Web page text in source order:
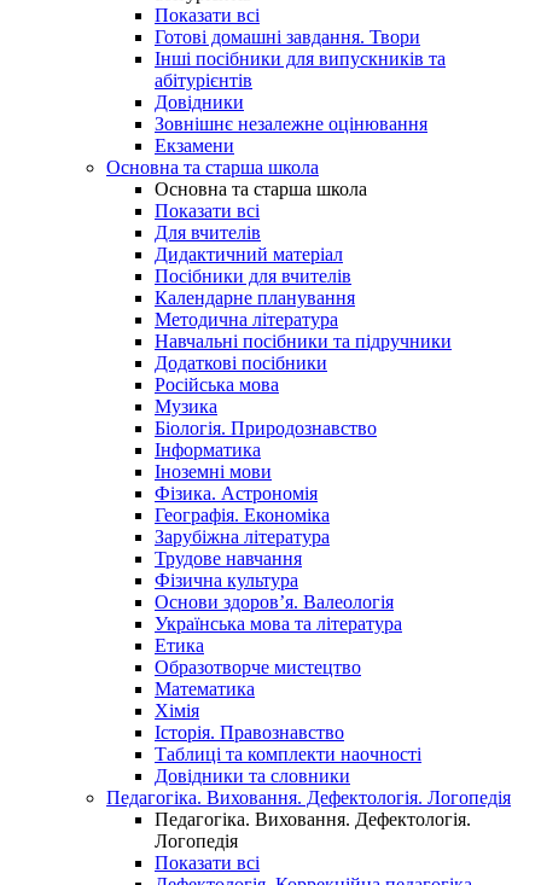
Показати всі
Готові домашні завдання. Твори
Інші посібники для випускників та
абітурієнтів
Довідники
Зовнішнє незалежне оцінювання
Екзамени
Основна та старша школа
Основна та старша школа
Показати всі
Для вчителів
Дидактичний матеріал
Посібники для вчителів
Календарне планування
Методична література
Навчальні посібники та підручники
Додаткові посібники
Російська мова
Музика
Біологія. Природознавство
Інформатика
Іноземні мови
Фізика. Астрономія
Географія. Економіка
Зарубіжна література
Трудове навчання
Фізична культура
Основи здоров’я. Валеологія
Українська мова та література
Етика
Образотворче мистецтво
Математика
Хімія
Історія. Правознавство
Таблиці та комплекти наочності
Довідники та словники
Педагогіка. Виховання. Дефектологія. Логопедія
Педагогіка. Виховання. Дефектологія.
Логопедія
Показати всі